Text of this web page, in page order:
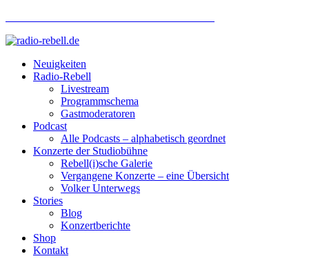
Neuigkeiten
Radio-Rebell
Livestream
Programmschema
Gastmoderatoren
Podcast
Alle Podcasts – alphabetisch geordnet
Konzerte der Studiobühne
Rebell(i)sche Galerie
Vergangene Konzerte – eine Übersicht
Volker Unterwegs
Stories
Blog
Konzertberichte
Shop
Kontakt